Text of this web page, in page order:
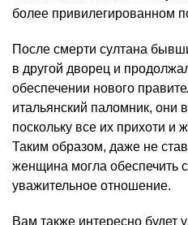
более привилегированном
После смерти султана
в другой дворец и
обеспечении нового
итальянский паломник, они
поскольку все их прихоти и
Таким образом, даже не
женщина могла обеспечить
уважительное отношение.
Вам также интересно будет